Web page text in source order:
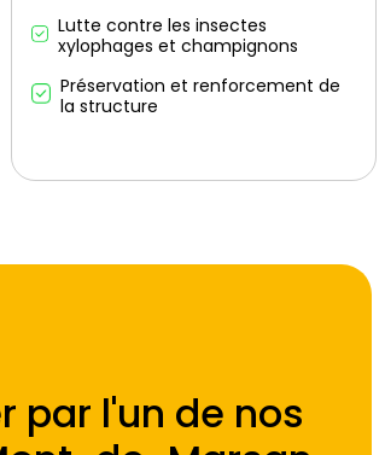
Lutte contre les insectes
xylophages et champignons
Préservation et renforcement de
la structure
par l'un de nos